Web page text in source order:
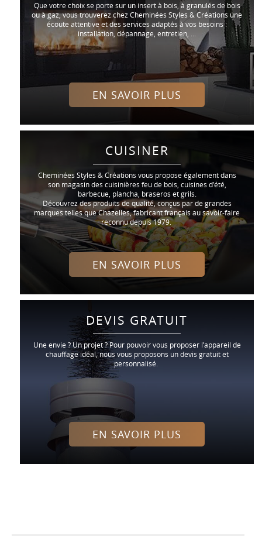
Que votre choix se porte sur un insert à bois, à granulés de bois
ou à gaz, vous trouverez chez Cheminées Styles & Créations une
écoute attentive et des services adaptés à vos besoins :
installation, dépannage, entretien, ...
EN SAVOIR PLUS
CUISINER
Cheminées Styles & Créations vous propose également dans
son magasin des cuisinières feu de bois, cuisines d'été,
barbecue, plancha, braseros et grils.
Découvrez des produits de qualité, conçus par de grandes
marques telles que Chazelles, fabricant français au savoir-faire
reconnu depuis 1979.
EN SAVOIR PLUS
DEVIS GRATUIT
Une envie ? Un projet ? Pour pouvoir vous proposer l’appareil de
chauffage idéal, nous vous proposons un devis gratuit et
personnalisé.
EN SAVOIR PLUS